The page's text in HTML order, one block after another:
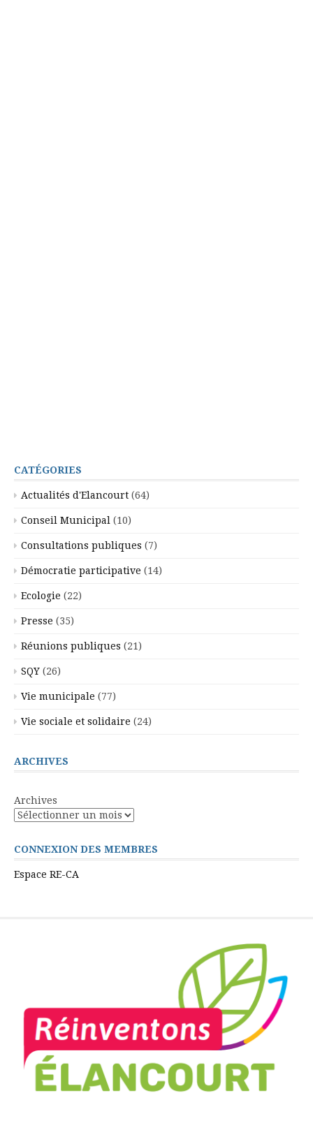
CATÉGORIES
Actualités d'Elancourt (64)
Conseil Municipal (10)
Consultations publiques (7)
Démocratie participative (14)
Ecologie (22)
Presse (35)
Réunions publiques (21)
SQY (26)
Vie municipale (77)
Vie sociale et solidaire (24)
ARCHIVES
Archives
CONNEXION DES MEMBRES
Espace RE-CA